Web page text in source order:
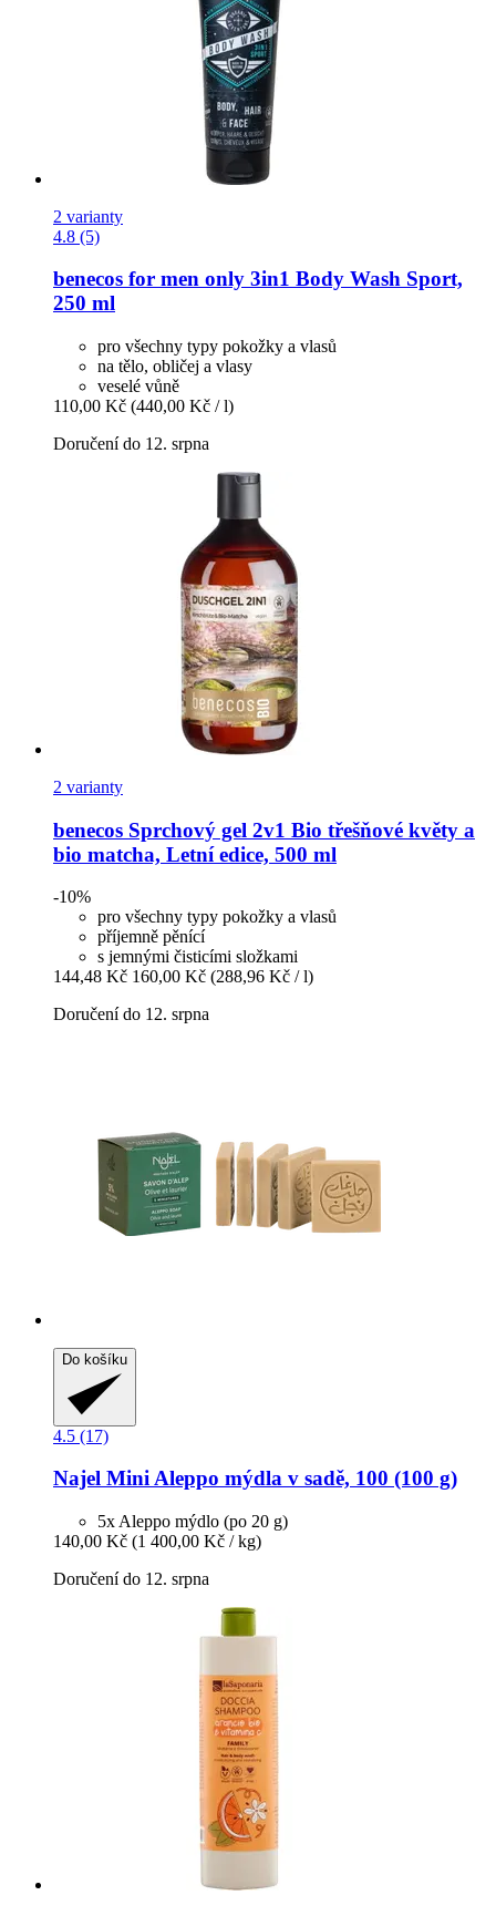
2 varianty
4.8 (5)
benecos for men only 3in1 Body Wash Sport,
250 ml
pro všechny typy pokožky a vlasů
na tělo, obličej a vlasy
veselé vůně
110,00 Kč (440,00 Kč / l)
Doručení do 12. srpna
2 varianty
benecos Sprchový gel 2v1 Bio třešňové květy a
bio matcha, Letní edice, 500 ml
-10%
pro všechny typy pokožky a vlasů
příjemně pěnící
s jemnými čisticími složkami
144,48 Kč 160,00 Kč (288,96 Kč / l)
Doručení do 12. srpna
Do košíku
4.5 (17)
Najel Mini Aleppo mýdla v sadě, 100 (100 g)
5x Aleppo mýdlo (po 20 g)
140,00 Kč (1 400,00 Kč / kg)
Doručení do 12. srpna